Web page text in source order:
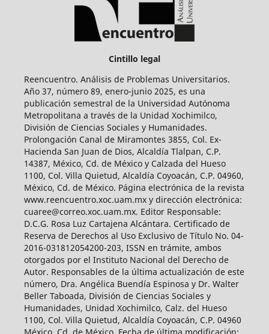
Cintillo legal
Reencuentro. Análisis de Problemas Universitarios.
Año 37, número 89, enero-junio 2025, es una
publicación semestral de la Universidad Autónoma
Metropolitana a través de la Unidad Xochimilco,
División de Ciencias Sociales y Humanidades.
Prolongación Canal de Miramontes 3855, Col. Ex-
Hacienda San Juan de Dios, Alcaldía Tlalpan, C.P.
14387, México, Cd. de México y Calzada del Hueso
1100, Col. Villa Quietud, Alcaldía Coyoacán, C.P. 04960,
México, Cd. de México. Página electrónica de la revista
www.reencuentro.xoc.uam.mx y dirección electrónica:
cuaree@correo.xoc.uam.mx. Editor Responsable:
D.C.G. Rosa Luz Cartajena Alcántara. Certificado de
Reserva de Derechos al Uso Exclusivo de Título No. 04-
2016-031812054200-203, ISSN en trámite, ambos
otorgados por el Instituto Nacional del Derecho de
Autor. Responsables de la última actualización de este
número, Dra. Angélica Buendía Espinosa y Dr. Walter
Beller Taboada, División de Ciencias Sociales y
Humanidades, Unidad Xochimilco, Calz. del Hueso
1100, Col. Villa Quietud, Alcaldía Coyoacán, C.P. 04960
México, Cd. de México. Fecha de última modificación: